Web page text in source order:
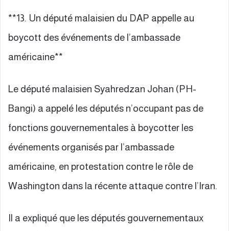
**13. Un député malaisien du DAP appelle au
boycott des événements de l’ambassade
américaine**
Le député malaisien Syahredzan Johan (PH-
Bangi) a appelé les députés n’occupant pas de
fonctions gouvernementales à boycotter les
événements organisés par l’ambassade
américaine, en protestation contre le rôle de
Washington dans la récente attaque contre l’Iran.
Il a expliqué que les députés gouvernementaux